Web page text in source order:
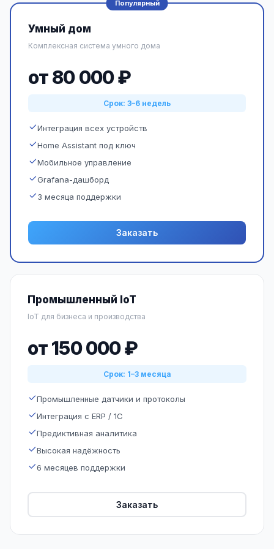
Популярный
Умный дом
Комплексная система умного дома
от 80 000 ₽
Срок: 3–6 недель
Интеграция всех устройств
Home Assistant под ключ
Мобильное управление
Grafana-дашборд
3 месяца поддержки
Заказать
Промышленный IoT
IoT для бизнеса и производства
от 150 000 ₽
Срок: 1–3 месяца
Промышленные датчики и протоколы
Интеграция с ERP / 1С
Предиктивная аналитика
Высокая надёжность
6 месяцев поддержки
Заказать